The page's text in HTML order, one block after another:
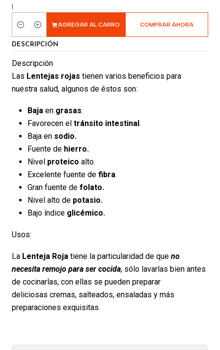
|
Cantidad
AGREGAR AL CARRO COMPRAR AHORA
DESCRIPCIÓN
Descripción
Las Lentejas rojas tienen varios beneficios para
nuestra salud, algunos de éstos son:
Baja en grasas.
Favorecen el tránsito intestinal.
Baja en sodio.
Fuente de hierro.
Nivel proteico alto.
Excelente fuente de fibra.
Gran fuente de folato.
Nivel alto de potasio.
Bajo índice glicémico.
Usos:
La Lenteja Roja tiene la particularidad de que no
necesita remojo para ser cocida, sólo lavarlas bien antes
de cocinarlas, con ellas se pueden preparar
deliciosas cremas, salteados, ensaladas y más
preparaciones exquisitas.